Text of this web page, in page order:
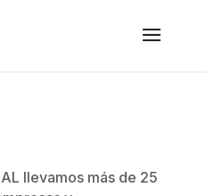
llevamos más de 25